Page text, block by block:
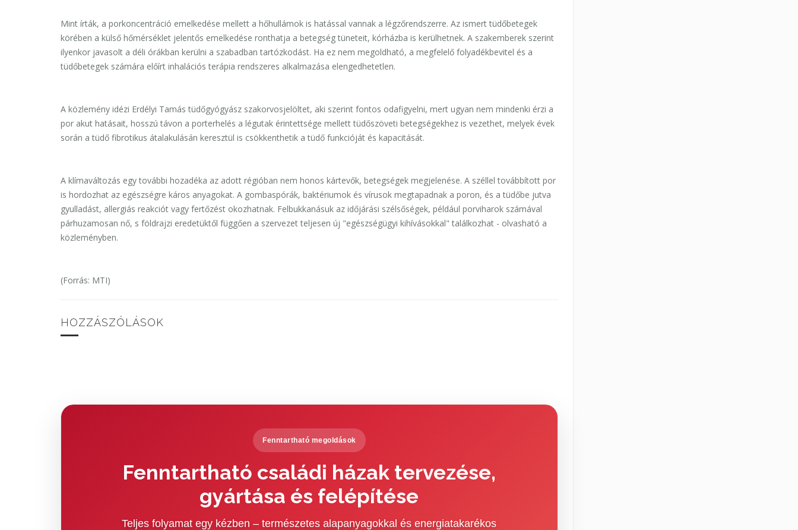
Mint írták, a porkoncentráció emelkedése mellett a hőhullámok is hatással vannak a légzőrendszerre. Az ismert tüdőbetegek
körében a külső hőmérséklet jelentős emelkedése ronthatja a betegség tüneteit, kórházba is kerülhetnek. A szakemberek szerint
ilyenkor javasolt a déli órákban kerülni a szabadban tartózkodást. Ha ez nem megoldható, a megfelelő folyadékbevitel és a
tüdőbetegek számára előírt inhalációs terápia rendszeres alkalmazása elengedhetetlen.
A közlemény idézi Erdélyi Tamás tüdőgyógyász szakorvosjelöltet, aki szerint fontos odafigyelni, mert ugyan nem mindenki érzi a
por akut hatásait, hosszú távon a porterhelés a légutak érintettsége mellett tüdőszöveti betegségekhez is vezethet, melyek évek
során a tüdő fibrotikus átalakulásán keresztül is csökkenthetik a tüdő funkcióját és kapacitását.
A klímaváltozás egy további hozadéka az adott régióban nem honos kártevők, betegségek megjelenése. A széllel továbbított por
is hordozhat az egészségre káros anyagokat. A gombaspórák, baktériumok és vírusok megtapadnak a poron, és a tüdőbe jutva
gyulladást, allergiás reakciót vagy fertőzést okozhatnak. Felbukkanásuk az időjárási szélsőségek, például porviharok számával
párhuzamosan nő, s földrajzi eredetüktől függően a szervezet teljesen új "egészségügyi kihívásokkal" találkozhat - olvasható a
közleményben.
(Forrás: MTI)
HOZZÁSZÓLÁSOK
Fenntartható megoldások
Fenntartható családi házak tervezése,
gyártása és felépítése
Teljes folyamat egy kézben – természetes alapanyagokkal és energiatakarékos